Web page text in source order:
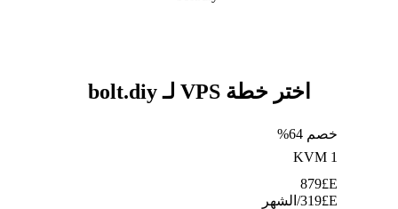
اختر خطة VPS لـ bolt.diy
خصم 64%
KVM 1
E£
879
E£
319/الشهر